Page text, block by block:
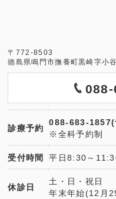
〒772-8503
徳島県鳴門市撫養町黒崎字小
診療予約
088-683-1857(
※全科予約制
受付時間 平日8:30～
休診日
土・日・祝日
年末年始(12月